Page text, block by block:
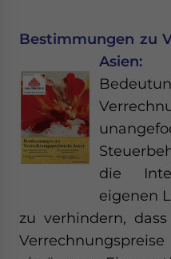
Bestimmungen zu
Asien:
die
eigenen
zu verhindern,